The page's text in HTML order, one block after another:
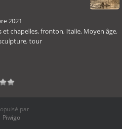
2021
et chapelles,fronton, Italie, Moyen âge,
,tour
par
Piwigo